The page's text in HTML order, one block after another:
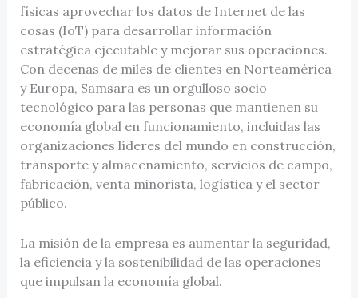
físicas aprovechar los datos de Internet de las
cosas (IoT) para desarrollar información
estratégica ejecutable y mejorar sus operaciones.
Con decenas de miles de clientes en Norteamérica
y Europa, Samsara es un orgulloso socio
tecnológico para las personas que mantienen su
economía global en funcionamiento, incluidas las
organizaciones líderes del mundo en construcción,
transporte y almacenamiento, servicios de campo,
fabricación, venta minorista, logística y el sector
público.
La misión de la empresa es aumentar la seguridad,
la eficiencia y la sostenibilidad de las operaciones
que impulsan la economía global.